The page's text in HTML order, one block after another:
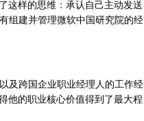
这样的思维：承认自己主动发送
组建并管理微软中国研究院的经
及跨国企业职业经理人的工作经
他的职业核心价值得到了最大程